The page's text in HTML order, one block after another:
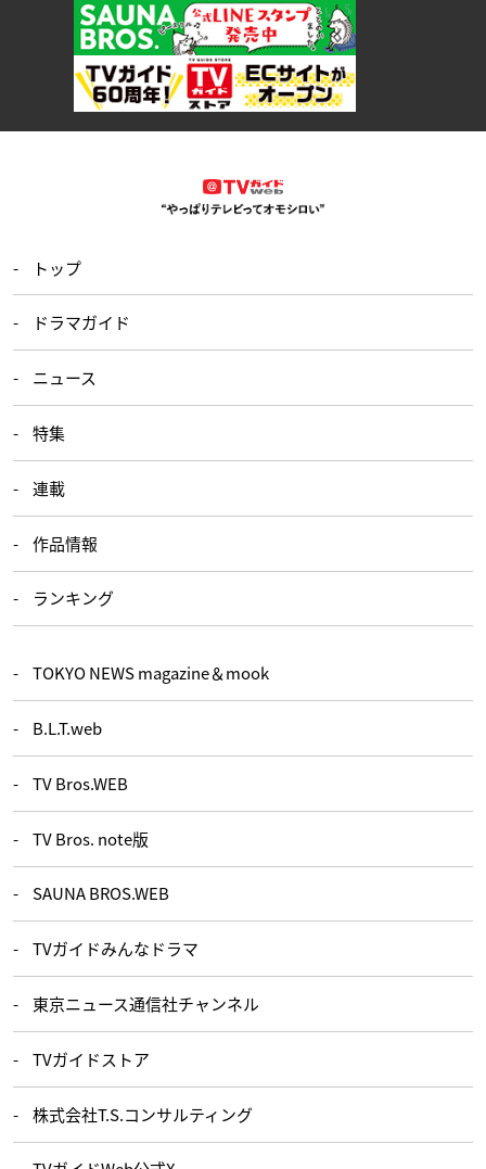
トップ
ドラマガイド
ニュース
特集
連載
作品情報
ランキング
TOKYO NEWS magazine＆mook
B.L.T.web
TV Bros.WEB
TV Bros. note版
SAUNA BROS.WEB
TVガイドみんなドラマ
東京ニュース通信社チャンネル
TVガイドストア
株式会社T.S.コンサルティング